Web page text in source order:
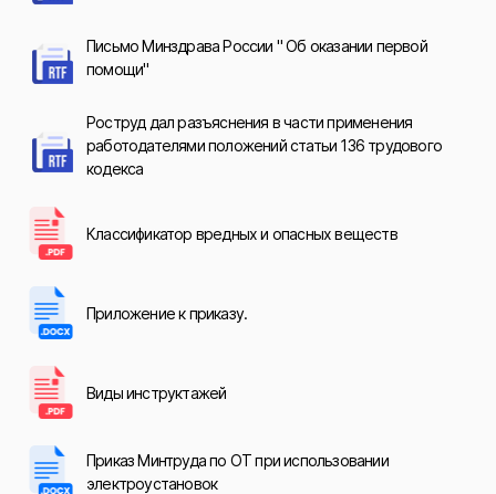
Письмо Минздрава России " Об оказании первой
помощи"
Роструд дал разъяснения в части применения
работодателями положений статьи 136 трудового
кодекса
Классификатор вредных и опасных веществ
Приложение к приказу.
Виды инструктажей
Приказ Минтруда по ОТ при использовании
электроустановок